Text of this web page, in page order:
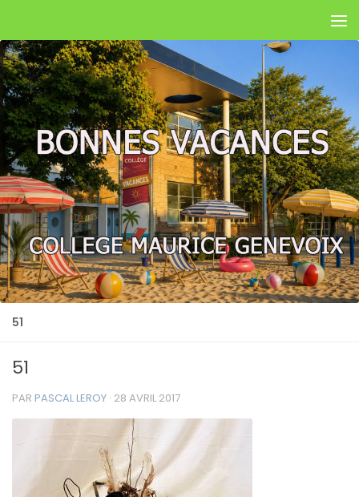
51
51
PAR PASCAL LEROY · 28 AVRIL 2017